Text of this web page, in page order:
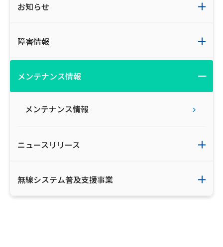
お知らせ
障害情報
メンテナンス情報
メンテナンス情報
ニュースリリース
無線システム普及支援事業